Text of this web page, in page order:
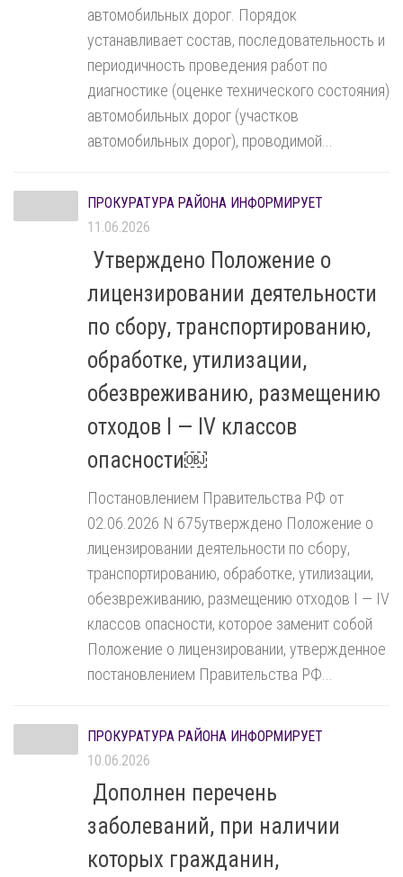
автомобильных дорог. Порядок
устанавливает состав, последовательность и
периодичность проведения работ по
диагностике (оценке технического состояния)
автомобильных дорог (участков
автомобильных дорог), проводимой...
ПРОКУРАТУРА РАЙОНА ИНФОРМИРУЕТ
11.06.2026
Утверждено Положение о
лицензировании деятельности
по сбору, транспортированию,
обработке, утилизации,
обезвреживанию, размещению
отходов I — IV классов
опасности￼
Постановлением Правительства РФ от
02.06.2026 N 675утверждено Положение о
лицензировании деятельности по сбору,
транспортированию, обработке, утилизации,
обезвреживанию, размещению отходов I — IV
классов опасности, которое заменит собой
Положение о лицензировании, утвержденное
постановлением Правительства РФ...
ПРОКУРАТУРА РАЙОНА ИНФОРМИРУЕТ
10.06.2026
Дополнен перечень
заболеваний, при наличии
которых гражданин,